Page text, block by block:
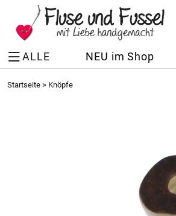
ALLE NEU im Shop
Startseite > Knöpfe